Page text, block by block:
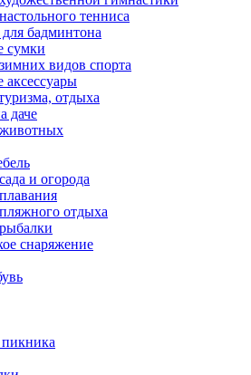
тенниса
бадминтона
сумки
видов спорта
отдыха
даче
и огорода
отдыха
снаряжение